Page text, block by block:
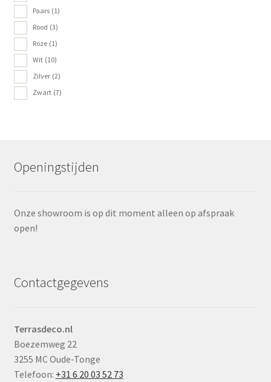
Paars (1)
Rood (3)
Roze (1)
Wit (10)
Zilver (2)
Zwart (7)
Openingstijden
Onze showroom is op dit moment alleen op afspraak
open!
Contactgegevens
Terrasdeco.nl
Boezemweg 22
3255 MC Oude-Tonge
Telefoon: +31 6 20 03 52 73